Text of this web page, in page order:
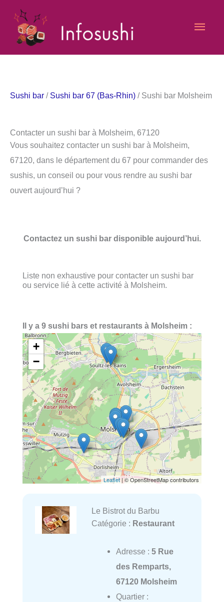
contenu
Sushi bar / Sushi bar 67 (Bas-Rhin) / Sushi bar Molsheim
Contacter un sushi bar à Molsheim, 67120
Vous souhaitez contacter un sushi bar à Molsheim,
67120, dans le département du 67 pour commander des
sushis, un conseil ou pour vous rendre au sushi bar
ouvert aujourd’hui ?
Contactez un sushi bar disponible aujourd’hui.
Liste non exhaustive pour contacter un sushi bar
ou service lié à cette activité à Molsheim.
Il y a 9 sushi bars et restaurants à Molsheim :
+
−
Leaflet| © OpenStreetMap contributors
Le Bistrot du Barbu
Catégorie : Restaurant
Adresse : 5 Rue
des Remparts,
67120 Molsheim
Quartier :